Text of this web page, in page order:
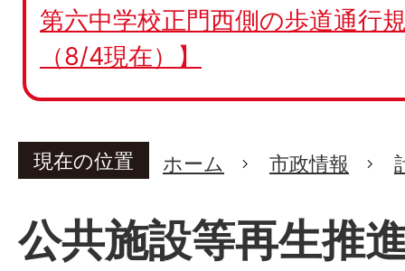
第六中学校正門西側の歩道通行
（8/4現在）】
現在の位置 ホーム 市政情報
公共施設等再生推